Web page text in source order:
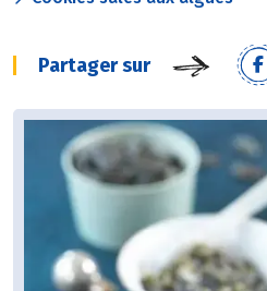
Partager sur